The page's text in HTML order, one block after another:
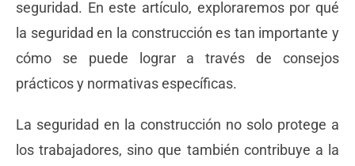
seguridad. En este artículo, exploraremos por qué
la seguridad en la construcción es tan importante y
cómo se puede lograr a través de consejos
prácticos y normativas específicas.
La seguridad en la construcción no solo protege a
los trabajadores, sino que también contribuye a la